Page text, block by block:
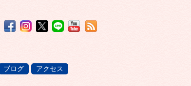
ブログ アクセス